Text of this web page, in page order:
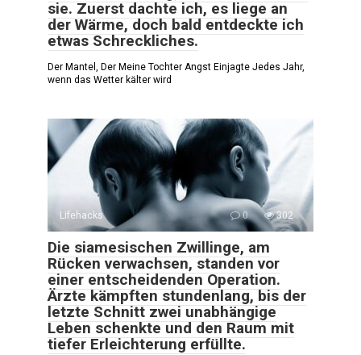
sie. Zuerst dachte ich, es liege an
der Wärme, doch bald entdeckte ich
etwas Schreckliches.
Der Mantel, Der Meine Tochter Angst Einjagte Jedes Jahr,
wenn das Wetter kälter wird
Lifehacks 0 302
Die siamesischen Zwillinge, am
Rücken verwachsen, standen vor
einer entscheidenden Operation.
Ärzte kämpften stundenlang, bis der
letzte Schnitt zwei unabhängige
Leben schenkte und den Raum mit
tiefer Erleichterung erfüllte.